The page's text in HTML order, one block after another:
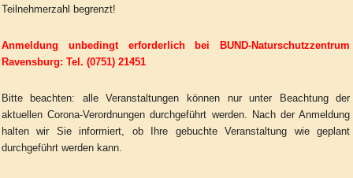
Teilnehmerzahl begrenzt!
Anmeldung unbedingt erforderlich bei BUND-Naturschutzzentrum
Ravensburg: Tel. (0751) 21451
Bitte beachten: alle Veranstaltungen können nur unter Beachtung der
aktuellen Corona-Verordnungen durchgeführt werden. Nach der Anmeldung
halten wir Sie informiert, ob Ihre gebuchte Veranstaltung wie geplant
durchgeführt werden kann.